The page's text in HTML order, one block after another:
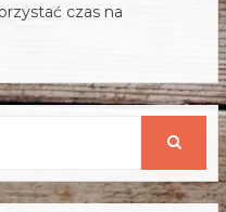
czas na
SEARCH